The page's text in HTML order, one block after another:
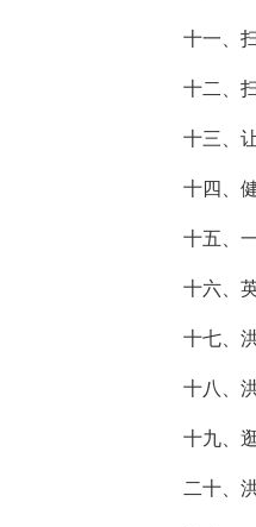
十一、扫
十二、扫
十三、让
十四、健
十五、一
十六、英
十七、洪
十八、洪
十九、逛
二十、洪